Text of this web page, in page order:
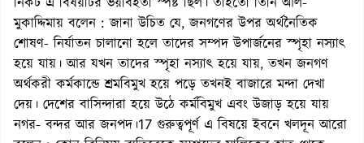
মুকাদ্দিমায় বলেন : জানা উচিত যে, জনগণের উপর অর্থনৈতিক
শোষণ- নির্যাতন চালানো হলে তাদের সম্পদ উপার্জনের স্পৃহা নস্যাৎ
হয়ে যায়। আর যখন তাদের স্পৃহা নস্যাৎ হয়ে যায়, তখন জনগণ
অর্থকরী কর্মকান্ডে শ্রমবিমুখ হয়ে পড়ে তখনই বাজারে মন্দা দেখা
দেয়। দেশের বাসিন্দারা হয়ে উঠে কর্মবিমুখ এবং উজাড় হয়ে যায়
নগর- বন্দর আর জনপদ।17 গুরুত্বপূর্ণ এ বিষয়ে ইবনে খলদূন আরো